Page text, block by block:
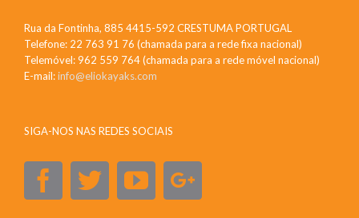
Rua da Fontinha, 885 4415-592 CRESTUMA PORTUGAL
Telefone: 22 763 91 76 (chamada para a rede fixa nacional)
Telemóvel: 962 559 764 (chamada para a rede móvel nacional)
E-mail:info@eliokayaks.com
SIGA-NOS NAS REDES SOCIAIS